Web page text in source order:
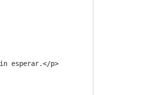
esperar.</p>